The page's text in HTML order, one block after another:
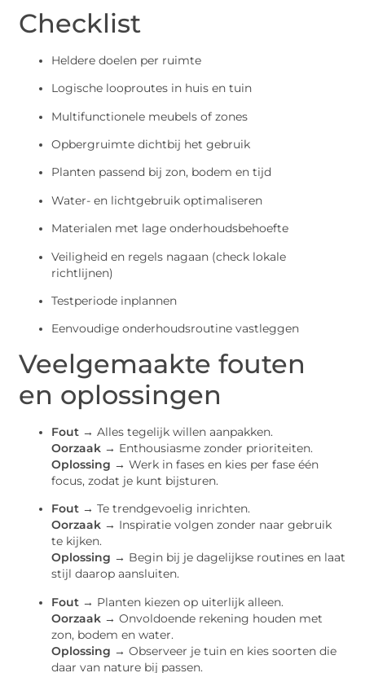
Checklist
Heldere doelen per ruimte
Logische looproutes in huis en tuin
Multifunctionele meubels of zones
Opbergruimte dichtbij het gebruik
Planten passend bij zon, bodem en tijd
Water- en lichtgebruik optimaliseren
Materialen met lage onderhoudsbehoefte
Veiligheid en regels nagaan (check lokale
richtlijnen)
Testperiode inplannen
Eenvoudige onderhoudsroutine vastleggen
Veelgemaakte fouten
en oplossingen
Fout → Alles tegelijk willen aanpakken.
Oorzaak → Enthousiasme zonder prioriteiten.
Oplossing → Werk in fases en kies per fase één
focus, zodat je kunt bijsturen.
Fout → Te trendgevoelig inrichten.
Oorzaak → Inspiratie volgen zonder naar gebruik
te kijken.
Oplossing → Begin bij je dagelijkse routines en laat
stijl daarop aansluiten.
Fout → Planten kiezen op uiterlijk alleen.
Oorzaak → Onvoldoende rekening houden met
zon, bodem en water.
Oplossing → Observeer je tuin en kies soorten die
daar van nature bij passen.